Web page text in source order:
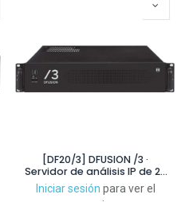
[DF20/3] DFUSION /3 ·
Servidor de análisis IP de 20
canales
Iniciar sesión para ver el